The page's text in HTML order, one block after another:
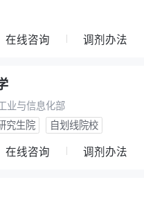
在线咨询 调剂办法
业与信息化部
究生院 自划线院校
在线咨询 调剂办法